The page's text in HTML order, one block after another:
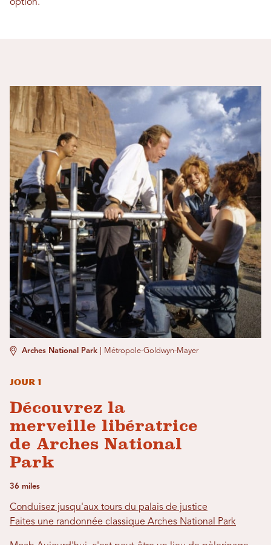
option.
Arches National Park Métropole-Goldwyn-Mayer
Jour 1
Découvrez la
merveille libératrice
de Arches National
Park
36 miles
Conduisez jusqu'aux tours du palais de justice
Faites une randonnée classique Arches National Park